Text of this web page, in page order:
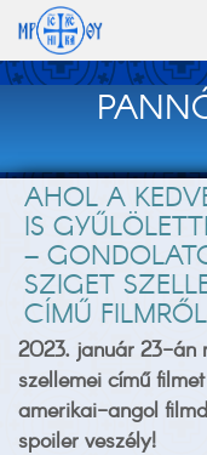
AHOL A
IS
–
SZIGET
CÍMŰ FILMRŐL
2023. január 23-án
szellemei című
amerikai-angol
spoiler veszély!